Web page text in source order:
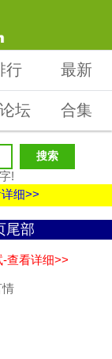
行 最新
坛 合集
!
细>>
尾部
查看详细>>
情